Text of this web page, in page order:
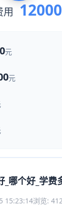
用
元
元
哪个好_学费
15:23:14浏览: